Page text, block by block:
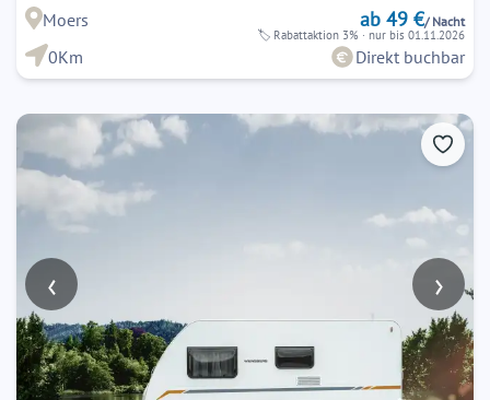
Moers
ab 49 €/ Nacht
🏷 Rabattaktion 3% · nur bis 01.11.2026
0Km Direkt buchbar
‹ ›